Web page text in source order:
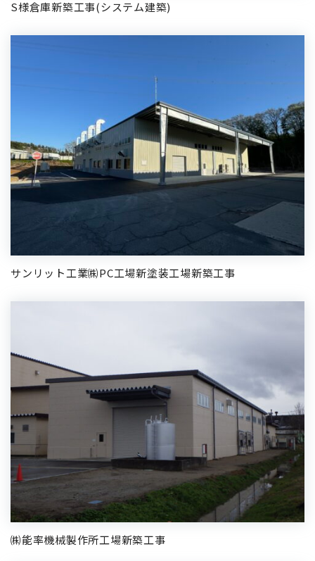
S様倉庫新築工事(システム建築)
サンリット工業㈱PC工場新塗装工場新築工事
㈱能率機械製作所工場新築工事